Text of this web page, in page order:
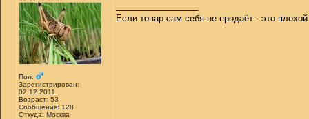
Пол:
Зарегистрирован:
02.12.2011
Возраст: 53
Сообщения: 128
Откуда: Москва
Если товар сам себя не продаёт - это